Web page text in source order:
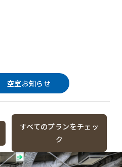
空室お知らせ
すべてのプランをチェッ
ク